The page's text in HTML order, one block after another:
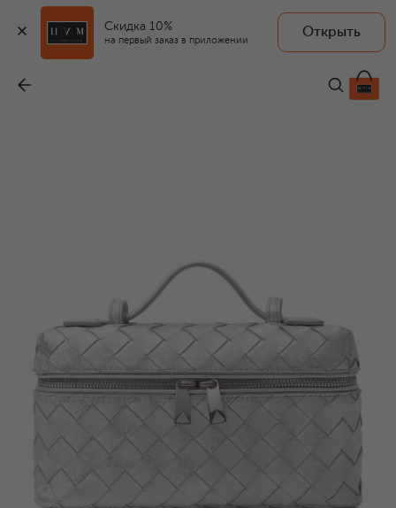
Скидка 10%
на первый заказ в приложении
Открыть
380 500 ₽